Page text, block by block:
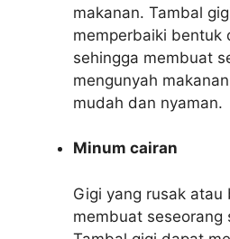
makanan. Tambal
memperbaiki bentuk
sehingga membuat
mengunyah
mudah dan nyaman.
Minum cairan
Gigi yang rusak
membuat seseorang